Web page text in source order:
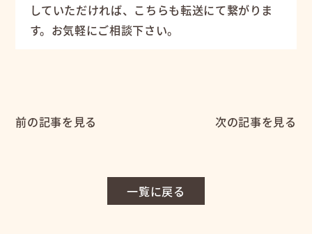
していただければ、こちらも転送にて繋がりま
す。お気軽にご相談下さい。
前の記事を見る
一覧に戻る
次の記事を見る